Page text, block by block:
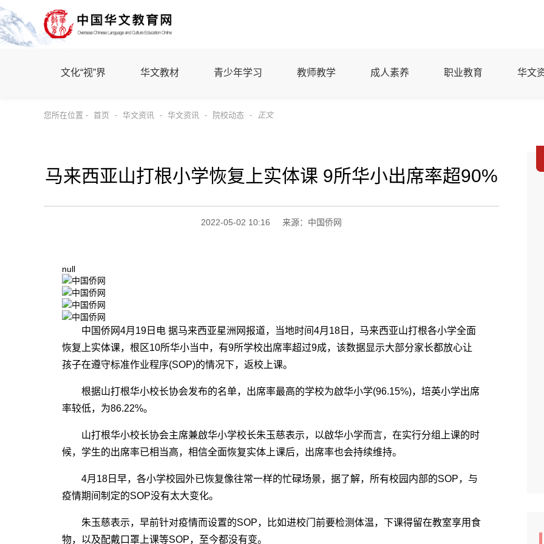
文化“视”界 华文教材 青少年学习 教师教学 成人素养 职业教育 华文
您所在位置 - 首页 - 华文资讯 - 华文资讯 - 院校动态 - 正文
马来西亚山打根小学恢复上实体课 9所华小出席率超90%
2022-05-02 10:16 来源：中国侨网
null
中国侨网4月19日电 据马来西亚星洲网报道，当地时间4月18日，马来西亚山打根各小学全面
恢复上实体课，根区10所华小当中，有9所学校出席率超过9成，该数据显示大部分家长都放心让
孩子在遵守标准作业程序(SOP)的情况下，返校上课。
根据山打根华小校长协会发布的名单，出席率最高的学校为啟华小学(96.15%)，培英小学出席
率较低，为86.22%。
山打根华小校长协会主席兼啟华小学校长朱玉慈表示，以啟华小学而言，在实行分组上课的时
候，学生的出席率已相当高，相信全面恢复实体上课后，出席率也会持续维持。
4月18日早，各小学校园外已恢复像往常一样的忙碌场景，据了解，所有校园内部的SOP，与
疫情期间制定的SOP没有太大变化。
朱玉慈表示，早前针对疫情而设置的SOP，比如进校门前要检测体温，下课得留在教室享用食
物，以及配戴口罩上课等SOP，至今都没有变。